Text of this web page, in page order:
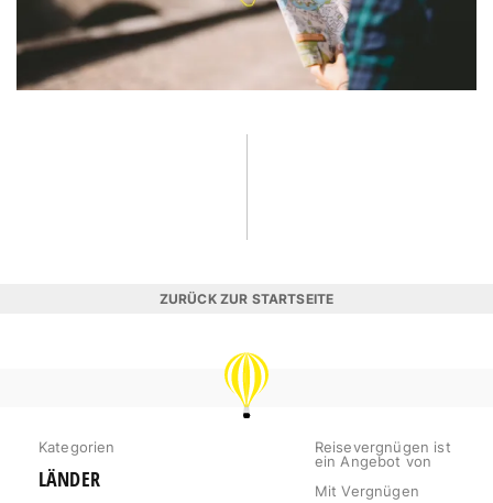
ZURÜCK ZUR STARTSEITE
REISEVERGNÜGEN
Kategorien
LÄNDER
Reisevergnügen ist
ein Angebot von
Mit Vergnügen